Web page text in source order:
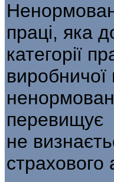
праці, яка
категорії
не